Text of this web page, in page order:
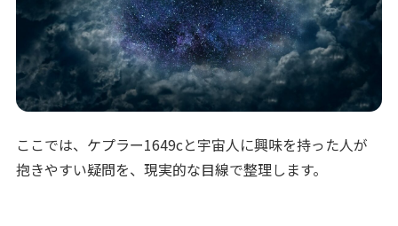
ここでは、ケプラー1649cと宇宙人に興味を持った人が
抱きやすい疑問を、現実的な目線で整理します。